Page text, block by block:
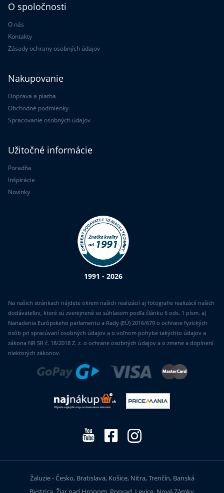
O spoločnosti
O nás
Kontakty
Zásady ochrany osobných údajov
Nakupovanie
Doprava a platba
Obchodné podmienky
Spracovanie osobných údajov
Užitočné informácie
Poradňa
Inšpirácie
Novinky
1991 - 2026
Na našich stránkach nájdete okrem našich realizácií aj fotografie realizácií našich
dodávateľov, ktoré sú zverejnené so súhlasom podľa článku 6 ods. 1 písm. a)
Nariadenia Európskeho parlamentu a Rady (EÚ) 2016/679 o ochrane fyzických
osôb pri spracúvaní osobných údajov a o voľnom pohybe takýchto údajov a
zákona NR SR č. 18/2018 Z. z. o ochrane osobných údajov a o zmene a doplnení
niektorých zákonov.
Žaluzie - Česko, Bratislava, Košice, Nitra, Trenčín, Banská